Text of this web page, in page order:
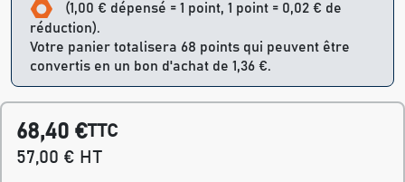
(1,00 € dépensé = 1 point, 1 point = 0,02 € de
réduction).
Votre panier totalisera 68 points qui peuvent être
convertis en un bon d'achat de 1,36 €.
68,40 €TTC
57,00 € HT